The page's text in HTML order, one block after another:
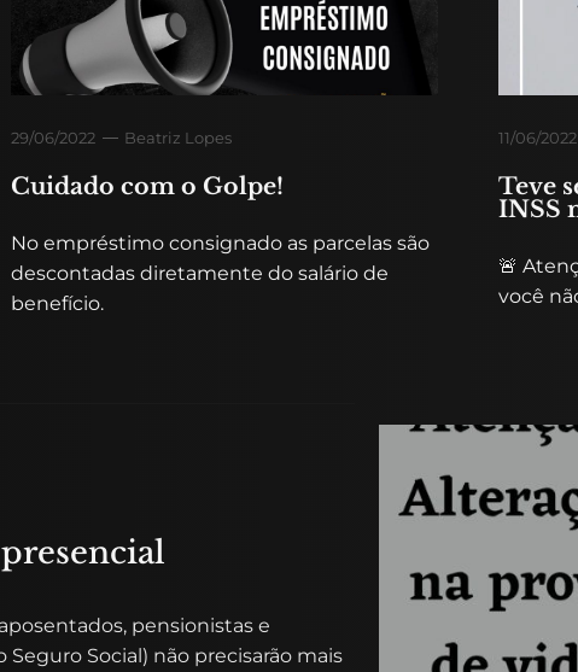
29/06/2022 Beatriz Lopes
Cuidado com o Golpe!
No empréstimo consignado as parcelas são
descontadas diretamente do salário de
benefício.
11/06/2022
Teve
INSS
🚨
você
pensionistas e
Social) não precisarão mais